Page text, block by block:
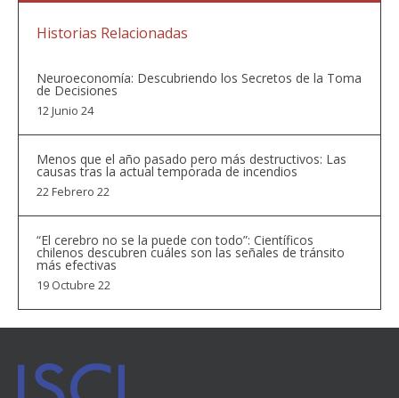
Historias Relacionadas
Neuroeconomía: Descubriendo los Secretos de la Toma
de Decisiones
12 Junio 24
Menos que el año pasado pero más destructivos: Las
causas tras la actual temporada de incendios
22 Febrero 22
“El cerebro no se la puede con todo”: Científicos
chilenos descubren cuáles son las señales de tránsito
más efectivas
19 Octubre 22